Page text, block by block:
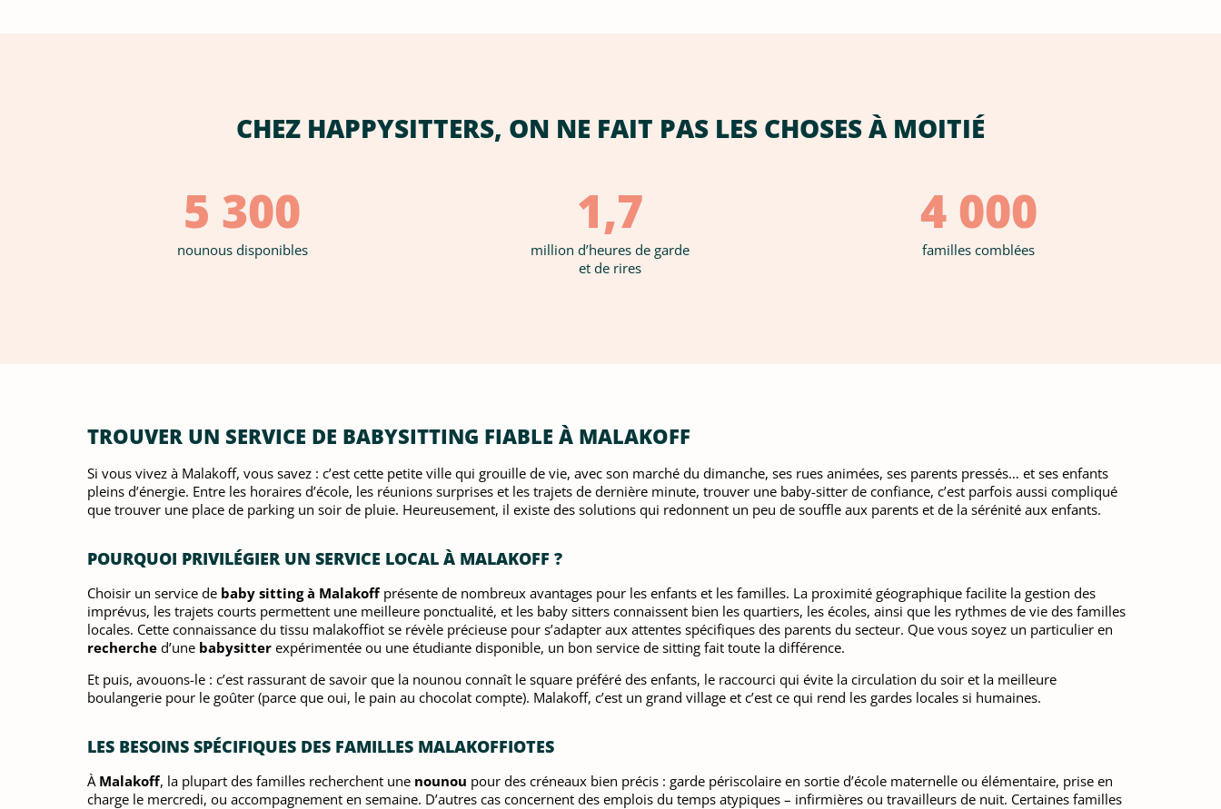
CHEZ HAPPYSITTERS, ON NE FAIT PAS LES CHOSES À MOITIÉ
5 300
nounous disponibles
1,7
million d’heures de garde
et de rires
4 000
familles comblées
TROUVER UN SERVICE DE BABYSITTING FIABLE À MALAKOFF
Si vous vivez à Malakoff, vous savez : c’est cette petite ville qui grouille de vie, avec son marché du dimanche, ses rues animées, ses parents pressés… et ses enfants
pleins d’énergie. Entre les horaires d’école, les réunions surprises et les trajets de dernière minute, trouver une baby-sitter de confiance, c’est parfois aussi compliqué
que trouver une place de parking un soir de pluie. Heureusement, il existe des solutions qui redonnent un peu de souffle aux parents et de la sérénité aux enfants.
POURQUOI PRIVILÉGIER UN SERVICE LOCAL À MALAKOFF ?
Choisir un service de baby sitting à Malakoffprésente de nombreux avantages pour les enfants et les familles. La proximité géographique facilite la gestion des
imprévus, les trajets courts permettent une meilleure ponctualité, et les baby sitters connaissent bien les quartiers, les écoles, ainsi que les rythmes de vie des familles
locales. Cette connaissance du tissu malakoffiot se révèle précieuse pour s’adapter aux attentes spécifiques des parents du secteur. Que vous soyez un particulier en
recherche d’une babysitter expérimentée ou une étudiante disponible, un bon service de sitting fait toute la différence.
Et puis, avouons-le : c’est rassurant de savoir que la nounou connaît le square préféré des enfants, le raccourci qui évite la circulation du soir et la meilleure
boulangerie pour le goûter (parce que oui, le pain au chocolat compte). Malakoff, c’est un grand village et c’est ce qui rend les gardes locales si humaines.
LES BESOINS SPÉCIFIQUES DES FAMILLES MALAKOFFIOTES
À Malakoff, la plupart des familles recherchent une nounou pour des créneaux bien précis : garde périscolaire en sortie d’école maternelle ou élémentaire, prise en
charge le mercredi, ou accompagnement en semaine. D’autres cas concernent des emplois du temps atypiques – infirmières ou travailleurs de nuit. Certaines familles